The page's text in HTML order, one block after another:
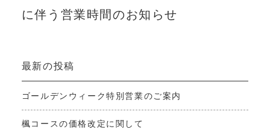
に伴う営業時間のお知らせ
最新の投稿
ゴールデンウィーク特別営業のご案内
楓コースの価格改定に関して